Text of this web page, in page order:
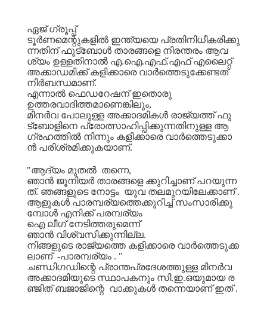
ഏജ് ഗ്രൂപ്പ്
ടൂർണമെന്റുകളിൽ ഇന്ത്യയെ പ്രതിനിധീകരിക്കു
ന്നതിന് ഫുട്ബോൾ താരങ്ങളെ നിരന്തരം ആവ
ശ്യം ഉള്ളതിനാൽ എ.ഐ.എഫ്.എഫ് എലൈറ്റ്
അക്കാഡമിക്ക് കളിക്കാരെ വാർത്തെടുക്കേണ്ടത്
നിർബന്ധമാണ്.
എന്നാൽ ഫെഡറേഷന് ഇതൊരു
ഉത്തരവാദിത്തമാണെങ്കിലും,
മിനർവ പോലുള്ള അക്കാദമികൾ രാജ്യത്ത് ഫു
ട്ബോളിനെ പ്രോത്സാഹിപ്പിക്കുന്നതിനുള്ള ആ
ഗ്രഹത്തിൽ നിന്നും കളിക്കാരെ വാർത്തെടുക്കാ
ൻ പരിശ്രമിക്കുകയാണ്.
"ആദ്യം മുതൽ തന്നെ,
ഞാൻ ജൂനിയർ താരങ്ങളെ ക്കുറിച്ചാണ് പറയുന്ന
ത്. ഞങ്ങളുടെ നോട്ടം യുവ തലമുറയിലേക്കാണ്.
ആളുകൾ പാരമ്പര്യത്തെക്കുറിച്ച് സംസാരിക്കു
മ്പോൾ എനിക്ക് പരമ്പര്യം
ഐ ലീഗ് നേടിത്തരുമെന്ന്
ഞാൻ വിശ്വസിക്കുന്നില്ല.
നിങ്ങളുടെ രാജ്യത്തെ കളിക്കാരെ വാർത്തെടുക്ക
ലാണ്-പാരമ്പര്യം . "
ചണ്ഡിഗഡിന്റെ പ്രാന്തപ്രദേശത്തുള്ള മിനർവ
അക്കാദമിയുടെ സ്ഥാപകനും സി.ഇ.ഒയുമായ ര
ഞ്ജിത് ബജാജിന്റെ വാക്കുകൾ തന്നെയാണ് ഇത്.